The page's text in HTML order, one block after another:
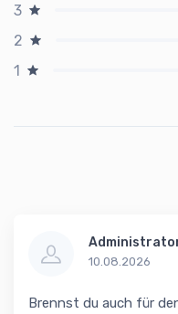
3
2
1
10.08.2026
Brennst du auch für